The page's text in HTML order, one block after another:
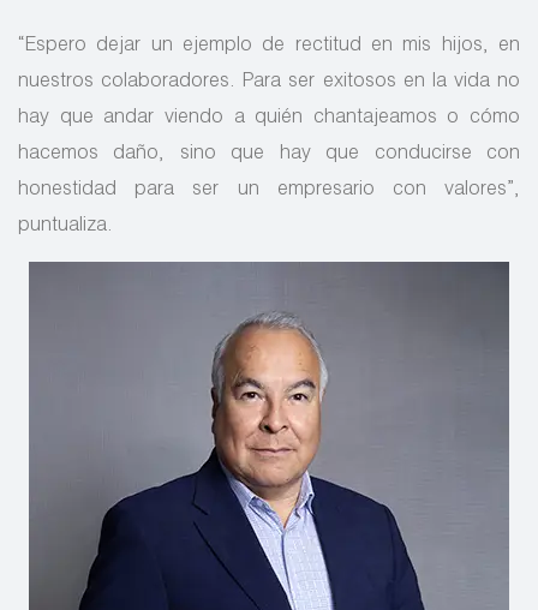
“Espero dejar un ejemplo de rectitud en mis hijos, en
nuestros colaboradores. Para ser exitosos en la vida no
hay que andar viendo a quién chantajeamos o cómo
hacemos daño, sino que hay que conducirse con
honestidad para ser un empresario con valores”,
puntualiza.